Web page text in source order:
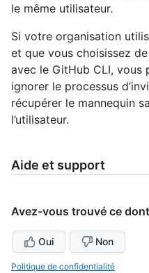
le même utilisateur.
Si votre organisation
et que vous choisissez
avec le GitHub CLI, vous
ignorer le processus
récupérer le mannequin
l’utilisateur.
Aide et support
Avez-vous trouvé ce
Oui Non
Politique de confidentialité